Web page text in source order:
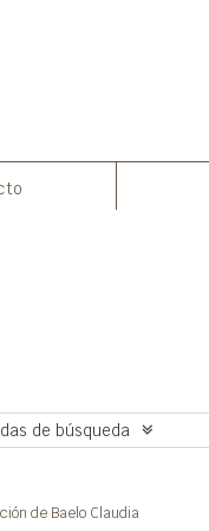
de búsqueda
de Baelo Claudia